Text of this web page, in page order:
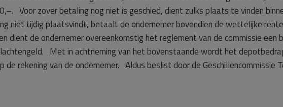
Voor zover betaling nog niet is geschied, dient zulks plaats te vinden
niet tijdig plaatsvindt, betaalt de ondernemer bovendien de wettelijke
dient de ondernemer overeenkomstig het reglement van de commissie een
Met in achtneming van het bovenstaande wordt het
rekening van de ondernemer. Aldus beslist door de Geschillencommissie